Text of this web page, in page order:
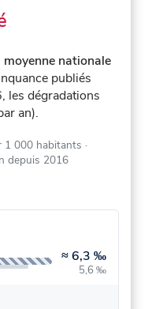
moyenne nationale
publiés
les dégradations
an).
1 000 habitants ·
depuis 2016
≈6,3 ‰
5,6 ‰